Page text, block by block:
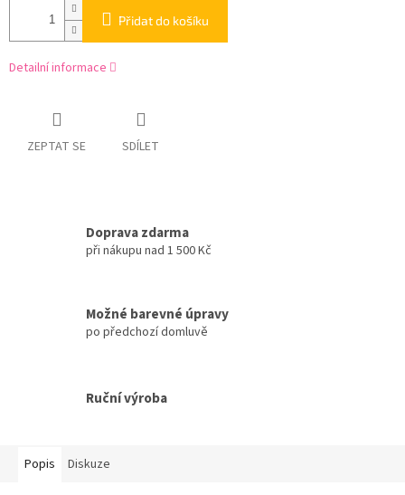
Přidat do košíku
Detailní informace
ZEPTAT SE SDÍLET
Doprava zdarma
při nákupu nad 1 500 Kč
Možné barevné úpravy
po předchozí domluvě
Ruční výroba
Popis Diskuze